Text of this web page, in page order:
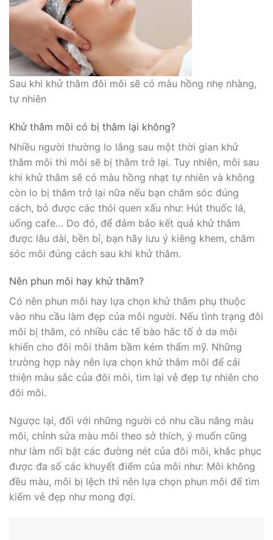
Sau khi khử thâm đôi môi sẽ có màu hồng nhẹ nhàng,
tự nhiên
Khử thâm môi có bị thâm lại không?
Nhiều người thường lo lắng sau một thời gian khử
thâm môi thì môi sẽ bị thâm trở lại. Tuy nhiên, môi sau
khi khử thâm sẽ có màu hồng nhạt tự nhiên và không
còn lo bị thâm trở lại nữa nếu bạn chăm sóc đúng
cách, bỏ được các thói quen xấu như: Hút thuốc lá,
uống cafe… Do đó, để đảm bảo kết quả khử thâm
được lâu dài, bền bỉ, bạn hãy lưu ý kiêng khem, chăm
sóc môi đúng cách sau khi khử thâm.
Nên phun môi hay khử thâm?
Có nên phun môi hay lựa chọn khử thâm phụ thuộc
vào nhu cầu làm đẹp của mỗi người. Nếu tình trạng đôi
môi bị thâm, có nhiều các tế bào hắc tố ở da môi
khiến cho đôi môi thâm bầm kém thẩm mỹ. Những
trường hợp này nên lựa chọn khử thâm môi để cải
thiện màu sắc của đôi môi, tìm lại vẻ đẹp tự nhiên cho
đôi môi.
Ngược lại, đối với những người có nhu cầu nâng màu
môi, chỉnh sửa màu môi theo sở thích, ý muốn cũng
như làm nổi bật các đường nét của đôi môi, khắc phục
được đa số các khuyết điểm của môi như: Môi không
đều màu, môi bị lệch thì nên lựa chọn phun môi để tìm
kiếm vẻ đẹp như mong đợi.